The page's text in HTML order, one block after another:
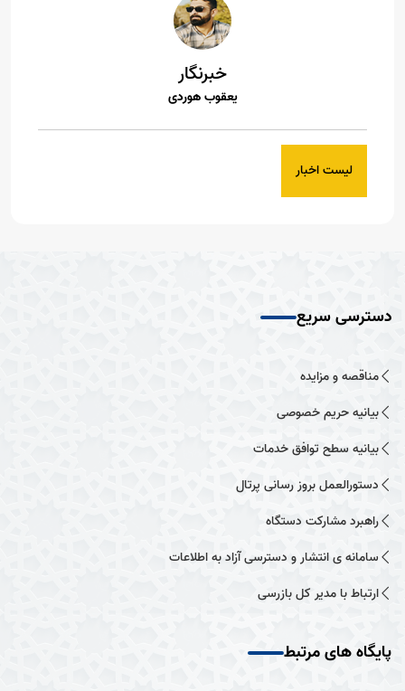
خبرنگار
یعقوب هوردی
لیست اخبار
دسترسی سریع
مناقصه و مزایده
بیانیه حریم خصوصی
بیانیه سطح توافق خدمات
دستورالعمل بروز رسانی پرتال
راهبرد مشارکت دستگاه
سامانه ی انتشار و دسترسی آزاد به اطلاعات
ارتباط با مدیر کل بازرسی
پایگاه های مرتبط